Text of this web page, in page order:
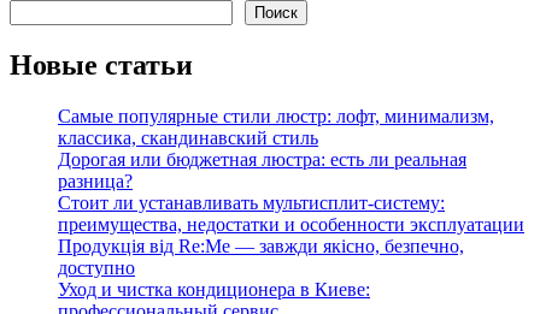
Поиск
Новые статьи
Самые популярные стили люстр: лофт, минимализм,
классика, скандинавский стиль
Дорогая или бюджетная люстра: есть ли реальная
разница?
Стоит ли устанавливать мультисплит-систему:
преимущества, недостатки и особенности эксплуатации
Продукція від Re:Me — завжди якісно, безпечно,
доступно
Уход и чистка кондиционера в Киеве: